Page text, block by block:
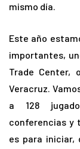
mismo día.
Este año
importantes,
Trade Center,
Veracruz.
a 128
conferencias y
es para iniciar,